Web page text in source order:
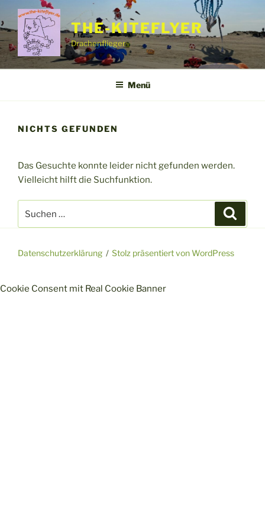
Zum
Inhalt
springen
THE-KITEFLYER
Drachenflieger
Menü
NICHTS GEFUNDEN
Das Gesuchte konnte leider nicht gefunden werden.
Vielleicht hilft die Suchfunktion.
nach:
Datenschutzerklärung Stolz präsentiert von WordPress
Cookie Consent mit Real Cookie Banner